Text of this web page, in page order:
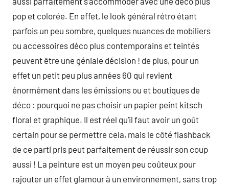
pop et colorée. En effet, le look général rétro étant
parfois un peu sombre, quelques nuances de mobiliers
ou accessoires déco plus contemporains et teintés
peuvent être une géniale décision ! de plus, pour un
effet un petit peu plus années 60 qui revient
énormément dans les émissions ou et boutiques de
déco : pourquoi ne pas choisir un papier peint kitsch
floral et graphique. Il est réel qu’il faut avoir un goût
certain pour se permettre cela, mais le côté flashback
de ce parti pris peut parfaitement de réussir son coup
aussi ! La peinture est un moyen peu coûteux pour
rajouter un effet glamour à un environnement, sans trop